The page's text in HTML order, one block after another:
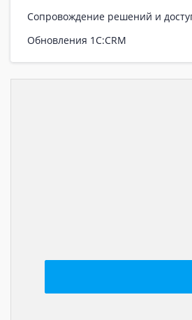
Сопровождение решений и
Обновления 1С:CRM